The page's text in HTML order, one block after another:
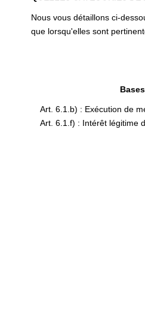
Nous vous détaillons ci-
que lorsqu'elles sont
Art. 6.1.b) : Exécution de
Art. 6.1.f) : Intérêt légitime